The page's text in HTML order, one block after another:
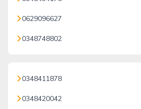
0629096627
0348748802
0348411878
0348420042